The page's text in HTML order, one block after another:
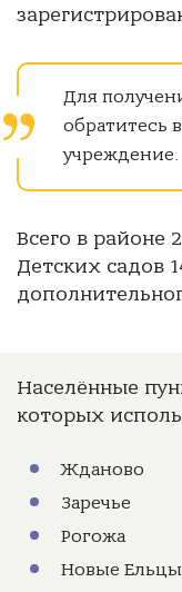
Для
обратитесь
учреждение.
Всего в районе
Детских садов
Населённые
которых
Жданово
Заречье
Рогожа
Новые Ельцы